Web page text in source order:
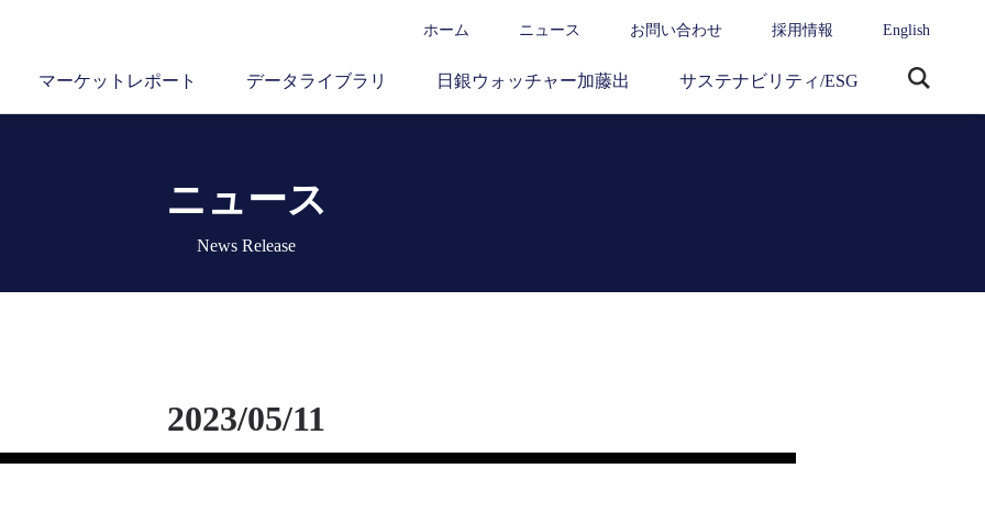
ホーム ニュース お問い合わせ 採用情報 English
マーケットレポート データライブラリ 日銀ウォッチャー加藤出 サステナビリティ/ESG
ニュース
News Release
2023/05/11